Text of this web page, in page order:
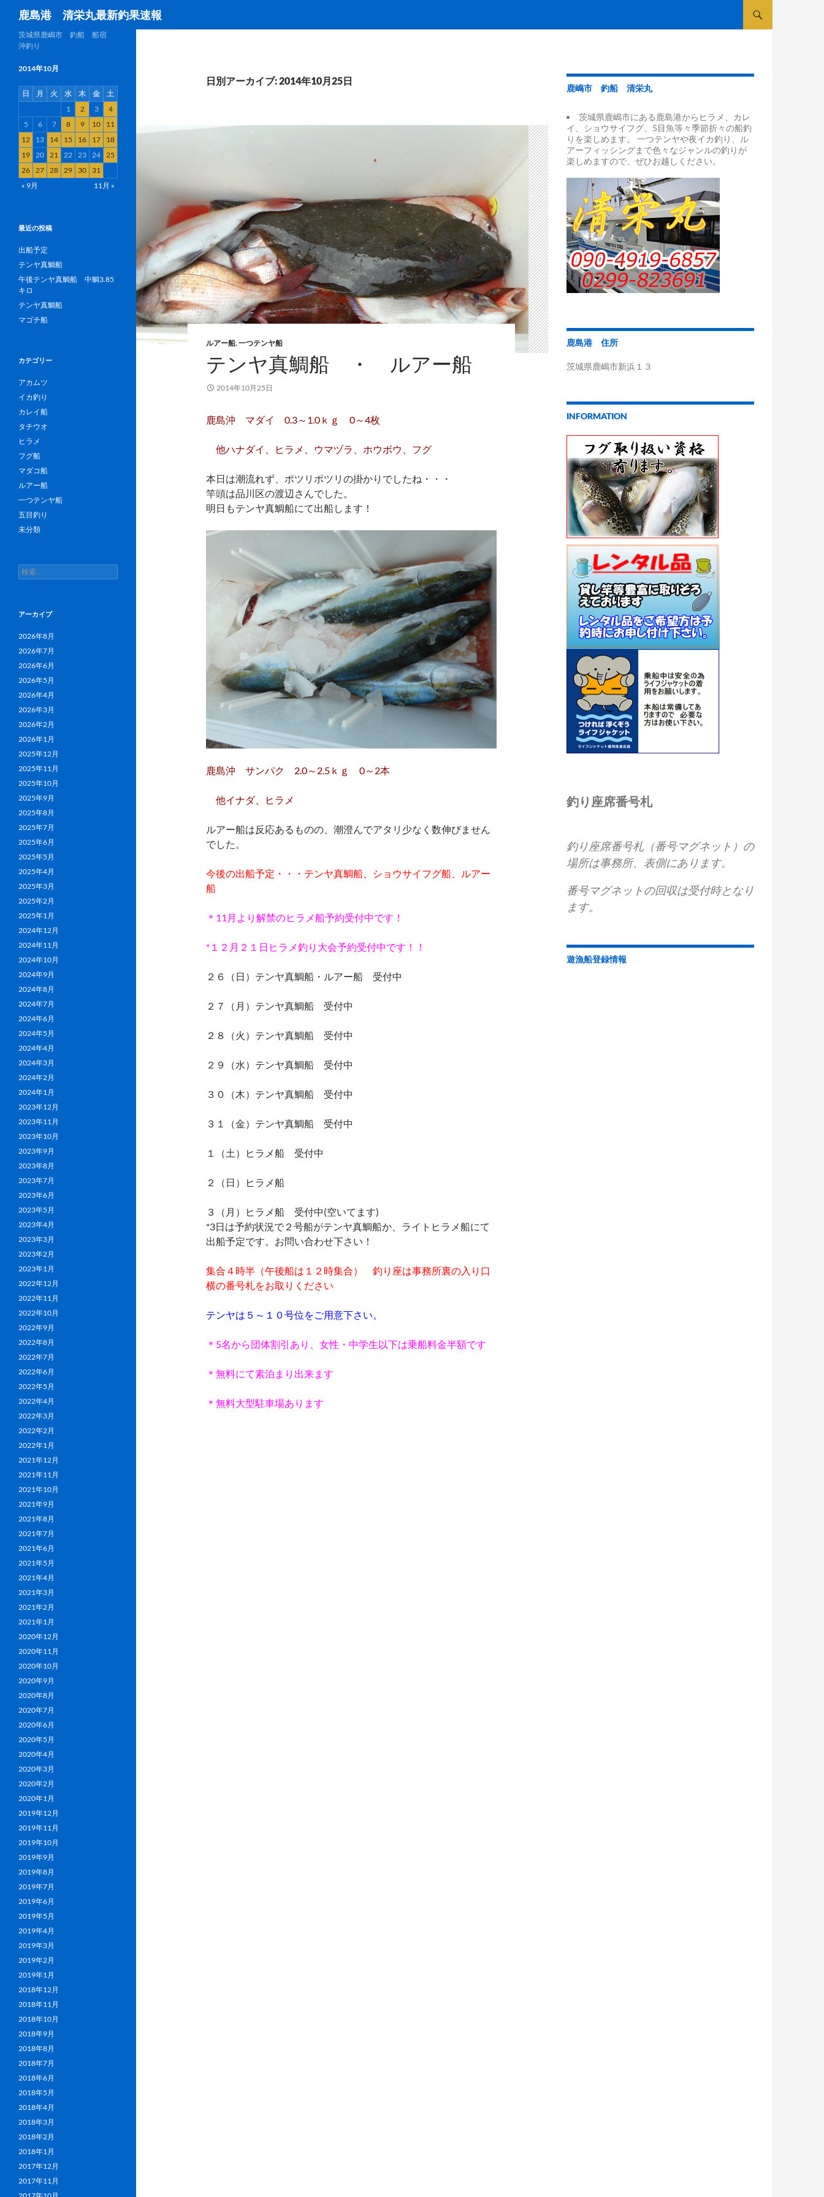
鹿島港 清栄丸最新釣果速報
日別アーカイブ: 2014年10月25日
ルアー船,一つテンヤ船
テンヤ真鯛船 ・ ルアー船
2014年10月25日
鹿島沖 マダイ 0.3～1.0ｋｇ 0～4枚
他ハナダイ、ヒラメ、ウマヅラ、ホウボウ、フグ
本日は潮流れず、ポツリポツリの掛かりでしたね・・・
竿頭は品川区の渡辺さんでした。
明日もテンヤ真鯛船にて出船します！
鹿島沖 サンパク 2.0～2.5ｋｇ 0～2本
他イナダ、ヒラメ
ルアー船は反応あるものの、潮澄んでアタリ少なく数伸びません
でした。
今後の出船予定・・・テンヤ真鯛船、ショウサイフグ船、ルアー
船
＊11月より解禁のヒラメ船予約受付中です！
*１２月２１日ヒラメ釣り大会予約受付中です！！
２６（日）テンヤ真鯛船・ルアー船 受付中
２７（月）テンヤ真鯛船 受付中
２８（火）テンヤ真鯛船 受付中
２９（水）テンヤ真鯛船 受付中
３０（木）テンヤ真鯛船 受付中
３１（金）テンヤ真鯛船 受付中
１（土）ヒラメ船 受付中
２（日）ヒラメ船
３（月）ヒラメ船 受付中(空いてます)
*3日は予約状況で２号船がテンヤ真鯛船か、ライトヒラメ船にて
出船予定です。お問い合わせ下さい！
集合４時半（午後船は１２時集合） 釣り座は事務所裏の入り口
横の番号札をお取りください
テンヤは５～１０号位をご用意下さい。
＊5名から団体割引あり、女性・中学生以下は乗船料金半額です
＊無料にて素泊まり出来ます
＊無料大型駐車場あります
鹿嶋市 釣船 清栄丸
茨城県鹿嶋市にある鹿島港からヒラメ、カレ
イ、ショウサイフグ、5目魚等々季節折々の船釣
りを楽しめます。 一つテンヤや夜イカ釣り、ル
アーフィッシングまで色々なジャンルの釣りが
楽しめますので、ぜひお越しください。
鹿島港 住所
茨城県鹿嶋市新浜１３
INFORMATION
釣り座席番号札
釣り座席番号札（番号マグネット）の
場所は事務所、表側にあります。
番号マグネットの回収は受付時となり
ます。
遊漁船登録情報
茨城県鹿嶋市 釣船 船宿
沖釣り
2014年10月
日 月 火 水 木 金
土
1
2 3
4
5
6 7 8 9 10
11
12
13 14 15 16 17
18
19 20 21 22 23 24 25
26 27 28 29 30
31
« 9月
11月 »
最近の投稿
出船予定
テンヤ真鯛船
午後テンヤ真鯛船 中鯛3.85
キロ
テンヤ真鯛船
マゴチ船
カテゴリー
アカムツ
イカ釣り
カレイ船
タチウオ
ヒラメ
フグ船
マダコ船
ルアー船
一つテンヤ船
五目釣り
未分類
検
索:
アーカイブ
2026年8月
2026年7月
2026年6月
2026年5月
2026年4月
2026年3月
2026年2月
2026年1月
2025年12月
2025年11月
2025年10月
2025年9月
2025年8月
2025年7月
2025年6月
2025年5月
2025年4月
2025年3月
2025年2月
2025年1月
2024年12月
2024年11月
2024年10月
2024年9月
2024年8月
2024年7月
2024年6月
2024年5月
2024年4月
2024年3月
2024年2月
2024年1月
2023年12月
2023年11月
2023年10月
2023年9月
2023年8月
2023年7月
2023年6月
2023年5月
2023年4月
2023年3月
2023年2月
2023年1月
2022年12月
2022年11月
2022年10月
2022年9月
2022年8月
2022年7月
2022年6月
2022年5月
2022年4月
2022年3月
2022年2月
2022年1月
2021年12月
2021年11月
2021年10月
2021年9月
2021年8月
2021年7月
2021年6月
2021年5月
2021年4月
2021年3月
2021年2月
2021年1月
2020年12月
2020年11月
2020年10月
2020年9月
2020年8月
2020年7月
2020年6月
2020年5月
2020年4月
2020年3月
2020年2月
2020年1月
2019年12月
2019年11月
2019年10月
2019年9月
2019年8月
2019年7月
2019年6月
2019年5月
2019年4月
2019年3月
2019年2月
2019年1月
2018年12月
2018年11月
2018年10月
2018年9月
2018年8月
2018年7月
2018年6月
2018年5月
2018年4月
2018年3月
2018年2月
2018年1月
2017年12月
2017年11月